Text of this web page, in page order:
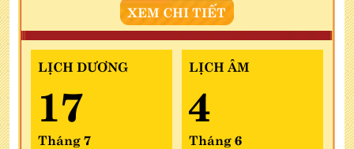
XEM CHI TIẾT
LỊCH DƯƠNG
17
Tháng 7
LỊCH ÂM
4
Tháng 6